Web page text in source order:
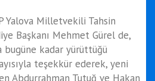
Yalova Milletvekili Tahsin
Başkanı Mehmet Gürel de,
bugüne kadar yürüttüğü
teşekkür ederek, yeni
Abdurrahman Tutuğ ve Hakan